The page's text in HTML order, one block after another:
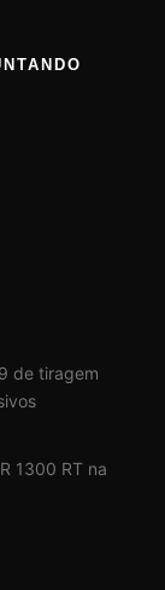
de tiragem
1300 RT na